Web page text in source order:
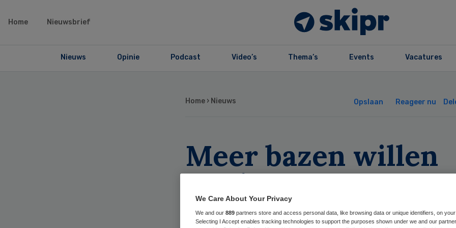
Home Nieuwsbrief
Nieuws Opinie Podcast Video’s Thema’s Events Vacatures
Home › Nieuws Opslaan Reageer nu
Meer bazen willen
werken met
gehandicapten
We Care About Your Privacy
We and our 889 partners store and access personal data, like browsing data or unique identifiers, on
Selecting I Accept enables tracking technologies to support the purposes shown under we and our